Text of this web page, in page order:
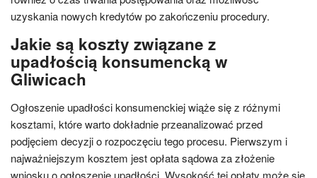
uzyskania nowych kredytów po zakończeniu procedury.
Jakie są koszty związane z
upadłością konsumencką w
Gliwicach
Ogłoszenie upadłości konsumenckiej wiąże się z różnymi
kosztami, które warto dokładnie przeanalizować przed
podjęciem decyzji o rozpoczęciu tego procesu. Pierwszym i
najważniejszym kosztem jest opłata sądowa za złożenie
wniosku o ogłoszenie upadłości. Wysokość tej opłaty może się